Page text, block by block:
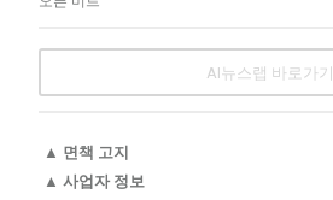
AI뉴스랩 바로가기
▲ 면책 고지
▲ 사업자 정보